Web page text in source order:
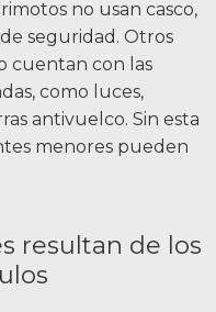
no usan casco,
seguridad. Otros
cuentan con las
como luces,
antivuelco. Sin esta
menores pueden
resultan de los